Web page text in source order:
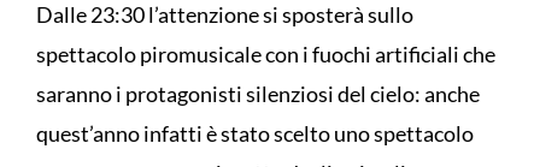
Dalle 23:30 l’attenzione si sposterà sullo
spettacolo piromusicale con i fuochi artificiali che
saranno i protagonisti silenziosi del cielo: anche
quest’anno infatti è stato scelto uno spettacolo